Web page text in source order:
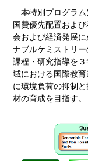
本特別プログラム
国費優先配置およ
会および経済発展
ナブルケミストリ
課程・研究指導を
域における国際教
に環境負荷の抑制
材の育成を目指す。